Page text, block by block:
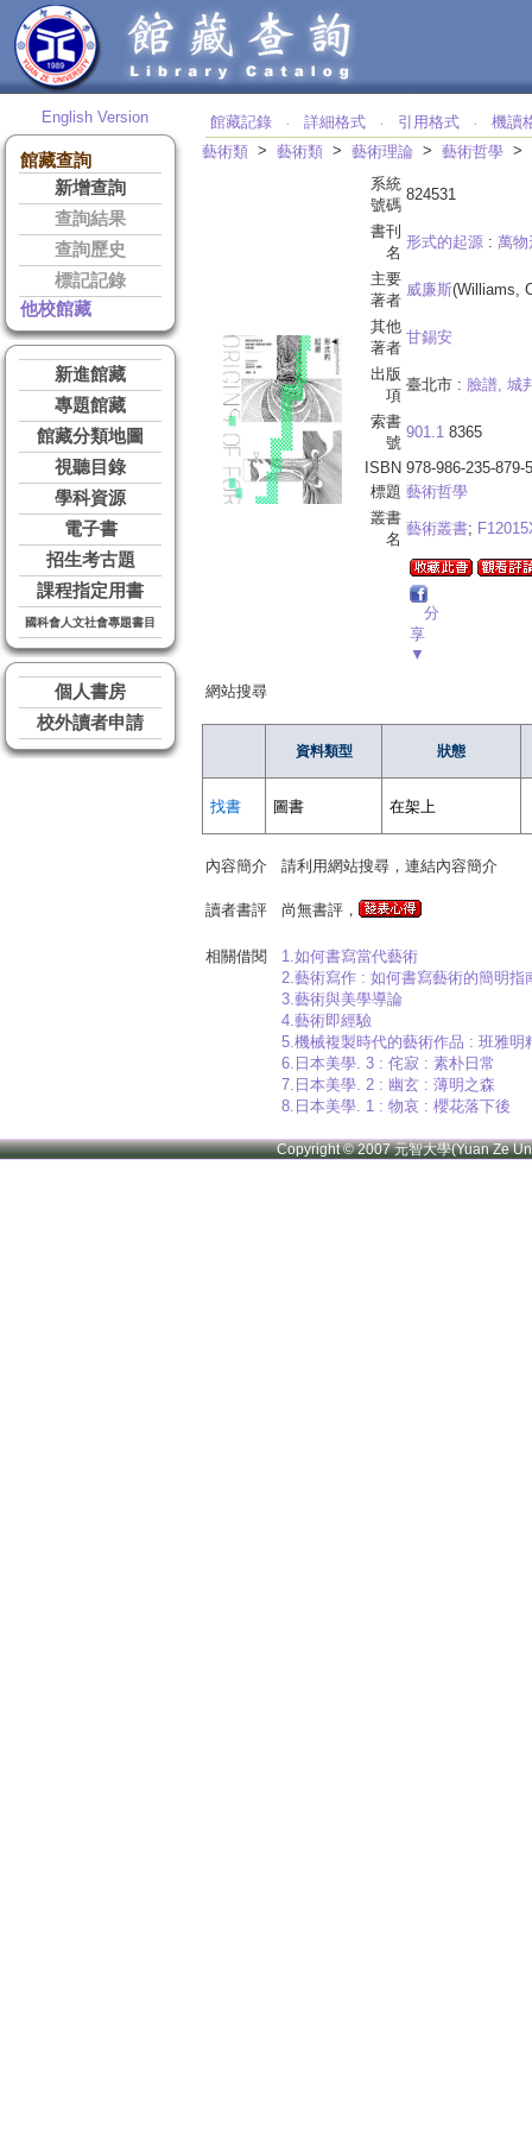
English Version
館藏查詢
新增查詢
查詢結果
查詢歷史
標記記錄
他校館藏
新進館藏
專題館藏
館藏分類地圖
視聽目錄
學科資源
電子書
招生考古題
課程指定用書
國科會人文社會專題書目
個人書房
校外讀者申請
館藏記錄 ‧ 詳細格式 ‧ 引用格式 ‧
機讀
藝術類 > 藝術類 > 藝術理論 > 藝術哲學 >
系統
號碼
824531
書刊
名
形式的起源 : 萬物
主要
著者
威廉斯(Williams,
其他
著者
甘錫安
出版
項
臺北市 : 臉譜, 城
索書
號
901.1 8365
ISBN 978-986-235-879-5
標題 藝術哲學
叢書
名
藝術叢書;
分
享
▼
網站搜尋
資料類型 狀態
找書 圖書 在架上
內容簡介 請利用網站搜尋，連結內容簡介
讀者書評 尚無書評，
相關借閱
1.如何書寫當代藝術
2.藝術寫作 : 如何書寫藝術的簡明指
3.藝術與美學導論
4.藝術即經驗
5.機械複製時代的藝術作品 : 班雅明
6.日本美學. 3 : 侘寂 : 素朴日常
7.日本美學. 2 : 幽玄 : 薄明之森
8.日本美學. 1 : 物哀 : 櫻花落下後
Copyright © 2007 元智大學(Yuan Ze